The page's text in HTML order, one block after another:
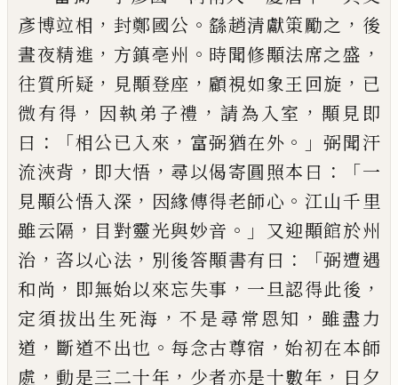
彥博竝相 ， 封鄭國公 。 繇趙清獻䇿勵之 ， 後
晝夜精進 ， 方鎮亳州 。 時聞修顒法席之盛 ，
往質所疑 ， 見顒登座 ， 顧視如象王回旋 ， 已
微有得 ， 因執弟子禮 ， 請為入室 ， 顒見即
曰 ：「相公已入來 ， 富弼猶在外 。」弼聞汗
流浹背 ， 即大悟 ， 尋以偈寄圓照本曰 ：「一
見顒公悟入深 ， 因緣傳得老師心 。 江山千里
雖云隔 ， 目對靈光與妙音 。」
又迎顒館於州
治 ， 咨以心法 ， 別後答顒書有曰 ：「弼遭遇
和尚 ， 即無始以來忘失事 ， 一旦認得此後 ，
定須拔出生死海 ，不是尋常恩知 ， 雖盡力
道 ， 斷道不出也 。 每念古尊宿 ，始初在本師
處 ，動是三二十年 ， 少者亦是十數年 ， 日夕